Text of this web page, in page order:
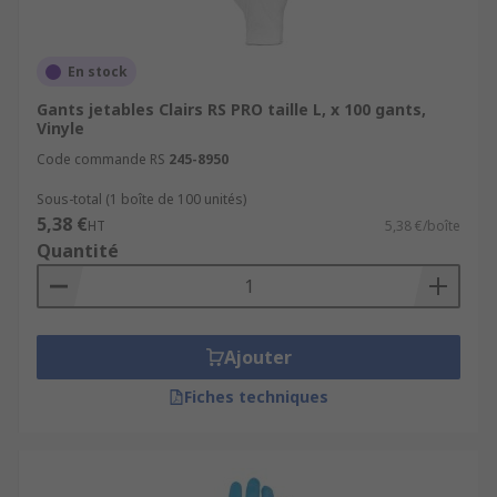
En stock
Gants jetables Clairs RS PRO taille L, x 100 gants,
Vinyle
Code commande RS 245-8950
Sous-total (1 boîte de 100 unités)
5,38 €HT 5,38 €/boîte
Quantité
Ajouter
Fiches techniques